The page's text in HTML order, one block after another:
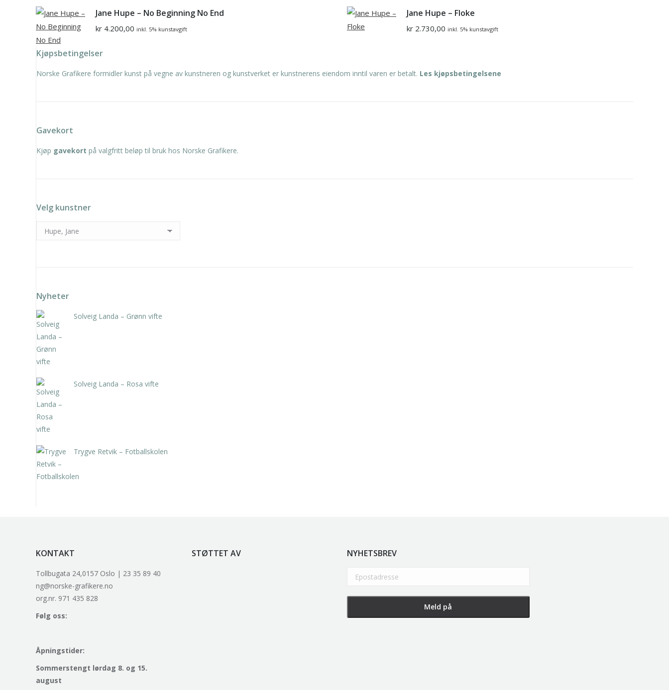
Jane Hupe – No Beginning No End
kr 4.200,00 inkl. 5% kunstavgift
Jane Hupe – Floke
kr 2.730,00 inkl. 5% kunstavgift
Kjøpsbetingelser
Norske Grafikere formidler kunst på vegne av kunstneren og kunstverket er kunstnerens eiendom inntil varen er betalt. Les kjøpsbetingelsene
Gavekort
Kjøp gavekort på valgfritt beløp til bruk hos Norske Grafikere.
Velg kunstner
Nyheter
Solveig Landa – Grønn vifte
Solveig Landa – Rosa vifte
Trygve Retvik – Fotballskolen
KONTAKT
Tollbugata 24,0157 Oslo | 23 35 89 40
ng@norske-grafikere.no
org.nr. 971 435 828
Følg oss:
Åpningstider:
Sommerstengt lørdag 8. og 15.
august
STØTTET AV NYHETSBREV